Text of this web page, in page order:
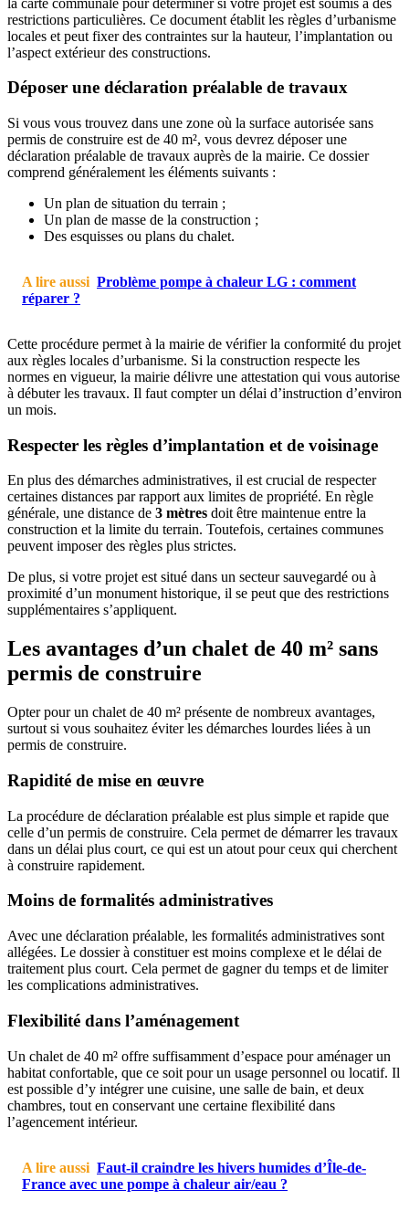
restrictions particulières. Ce document établit les règles d’urbanisme
locales et peut fixer des contraintes sur la hauteur, l’implantation ou
l’aspect extérieur des constructions.
Déposer une déclaration préalable de travaux
Si vous vous trouvez dans une zone où la surface autorisée sans
permis de construire est de 40 m², vous devrez déposer une
déclaration préalable de travaux auprès de la mairie. Ce dossier
comprend généralement les éléments suivants :
Un plan de situation du terrain ;
Un plan de masse de la construction ;
Des esquisses ou plans du chalet.
A lire aussi Problème pompe à chaleur LG : comment
réparer ?
Cette procédure permet à la mairie de vérifier la conformité du projet
aux règles locales d’urbanisme. Si la construction respecte les
normes en vigueur, la mairie délivre une attestation qui vous autorise
à débuter les travaux. Il faut compter un délai d’instruction d’environ
un mois.
Respecter les règles d’implantation et de voisinage
En plus des démarches administratives, il est crucial de respecter
certaines distances par rapport aux limites de propriété. En règle
générale, une distance de 3 mètres doit être maintenue entre la
construction et la limite du terrain. Toutefois, certaines communes
peuvent imposer des règles plus strictes.
De plus, si votre projet est situé dans un secteur sauvegardé ou à
proximité d’un monument historique, il se peut que des restrictions
supplémentaires s’appliquent.
Les avantages d’un chalet de 40 m² sans
permis de construire
Opter pour un chalet de 40 m² présente de nombreux avantages,
surtout si vous souhaitez éviter les démarches lourdes liées à un
permis de construire.
Rapidité de mise en œuvre
La procédure de déclaration préalable est plus simple et rapide que
celle d’un permis de construire. Cela permet de démarrer les travaux
dans un délai plus court, ce qui est un atout pour ceux qui cherchent
à construire rapidement.
Moins de formalités administratives
Avec une déclaration préalable, les formalités administratives sont
allégées. Le dossier à constituer est moins complexe et le délai de
traitement plus court. Cela permet de gagner du temps et de limiter
les complications administratives.
Flexibilité dans l’aménagement
Un chalet de 40 m² offre suffisamment d’espace pour aménager un
habitat confortable, que ce soit pour un usage personnel ou locatif. Il
est possible d’y intégrer une cuisine, une salle de bain, et deux
chambres, tout en conservant une certaine flexibilité dans
l’agencement intérieur.
A lire aussi Faut-il craindre les hivers humides d’Île-de-
France avec une pompe à chaleur air/eau ?